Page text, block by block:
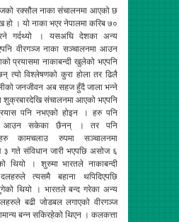
रक्सौल नाका संचालनमा आएको छ
। यो नाका भएर नेपालमा करिब ७०
गर्दथ्यो । यसअघि देशका अन्य
वीरगञ्ज नाका सञ्चालनमा आउन
प्रयासमा नाकाबन्दी खुलेको भएपनि
त्यो विश्लेषणको कुरा होला तर ढिलै
जनजीवन अब सहज हुँदै जाला भन्ने
शुक्रबारदेखि संचालनमा आएको भएपनि
पनि नभएको होइन । हरु पनि
आउन सकेका छैनन् । तर पनि
कामचलाउ रुपमा सञ्चालनमा
संविधान जारी भएपछि असोज ६
थियो । शुरुमा भारतले नाकाबन्दी
त्यसमै बहाना थपिदिएपछि
थियो । भारतले बन्द गरेका अन्य
बढी जोडबल लगाएको वीरगञ्ज
बन्न सकिरहेको थिएन । कलकत्ता